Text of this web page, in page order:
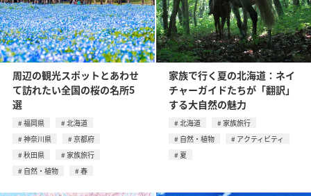
周辺の観光スポットとあわせ
て訪れたい全国の桜の名所5
選
福岡県
北海道
神奈川県
京都府
秋田県
家族旅行
自然・植物
春
家族で行く夏の北海道：ネイ
チャーガイドたちが「翻訳」
する大自然の魅力
北海道
家族旅行
自然・植物
アクティビティ
夏